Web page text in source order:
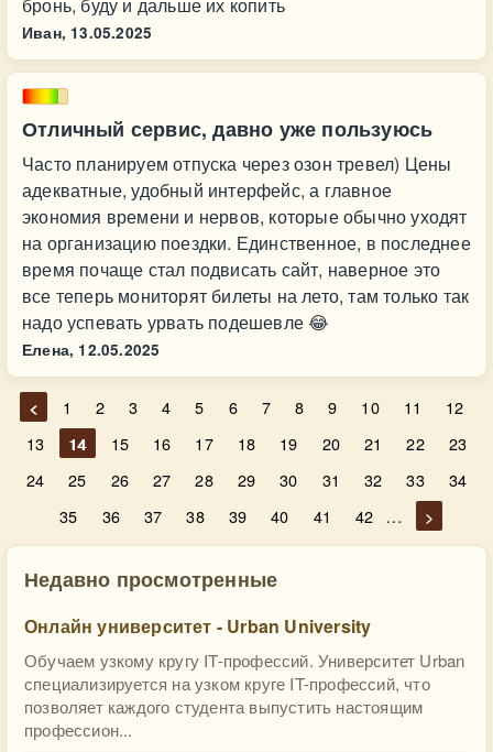
Иван, 13.05.2025
Отличный сервис, давно уже пользуюсь
Часто планируем отпуска через озон тревел) Цены
адекватные, удобный интерфейс, а главное
экономия времени и нервов, которые обычно уходят
на организацию поездки. Единственное, в последнее
время почаще стал подвисать сайт, наверное это
все теперь мониторят билеты на лето, там только так
надо успевать урвать подешевле 😂
Елена, 12.05.2025
< 1 2 3 4 5 6 7 8 9 10 11
12
13
14 15 16 17 18 19 20 21 22
23
24
25 26 27 28 29 30 31 32 33
34
35
36 37 38 39 40 41 42 … >
Недавно просмотренные
Онлайн университет - Urban University
Обучаем узкому кругу IT-профессий. Университет Urban
специализируется на узком круге IT-профессий, что
позволяет каждого студента выпустить настоящим
профессион...